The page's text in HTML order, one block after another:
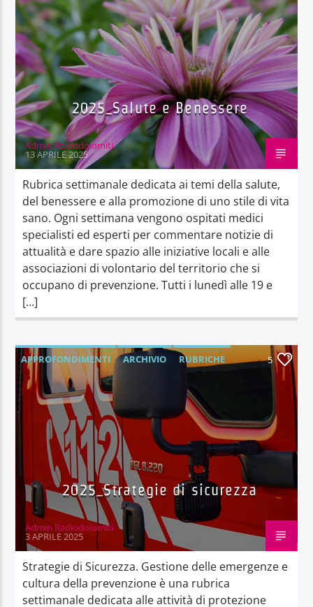
2025_Salute e Benessere
Admin Radiodolomiti
13 APRILE 2025
Rubrica settimanale dedicata ai temi della salute,
del benessere e alla promozione di uno stile di vita
sano. Ogni settimana vengono ospitati medici
specialisti ed esperti per commentare notizie di
attualità e dare spazio alle iniziative locali e alle
associazioni di volontario del territorio che si
occupano di prevenzione. Tutti i lunedì alle 19 e
[…]
APPROFONDIMENTI ARCHIVIO RUBRICHE 5
2025_Strategie di sicurezza
Admin Radiodolomiti
3 APRILE 2025
Strategie di Sicurezza. Gestione delle emergenze e
cultura della prevenzione è una rubrica
settimanale dedicata alle attività di protezione